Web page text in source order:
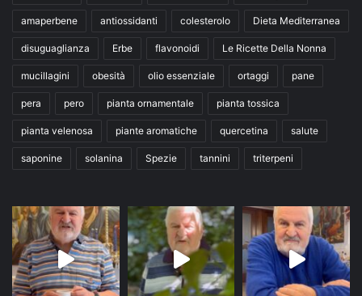
amaperbene antiossidanti colesterolo Dieta Mediterranea
disuguaglianza Erbe flavonoidi Le Ricette Della Nonna
mucillagini obesità olio essenziale ortaggi pane
pera pero pianta ornamentale pianta tossica
pianta velenosa piante aromatiche quercetina salute
saponine solanina Spezie tannini triterpeni